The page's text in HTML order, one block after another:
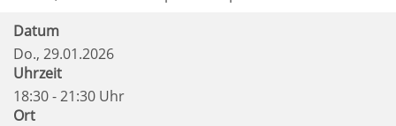
Datum
Do., 29.01.2026
Uhrzeit
18:30 - 21:30 Uhr
Ort